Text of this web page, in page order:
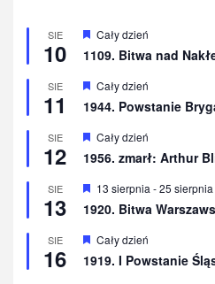
SIE
10
Wyróżnione
Cały dzień
1109. Bitwa nad
SIE
11
Wyróżnione
Cały dzień
1944. Powstanie
SIE
12
Wyróżnione
Cały dzień
1956. zmarł: Arthur
SIE
13
Wyróżnione
13 sierpnia -25 sierpnia
1920. Bitwa
SIE
16
Wyróżnione
Cały dzień
1919. I Powstanie